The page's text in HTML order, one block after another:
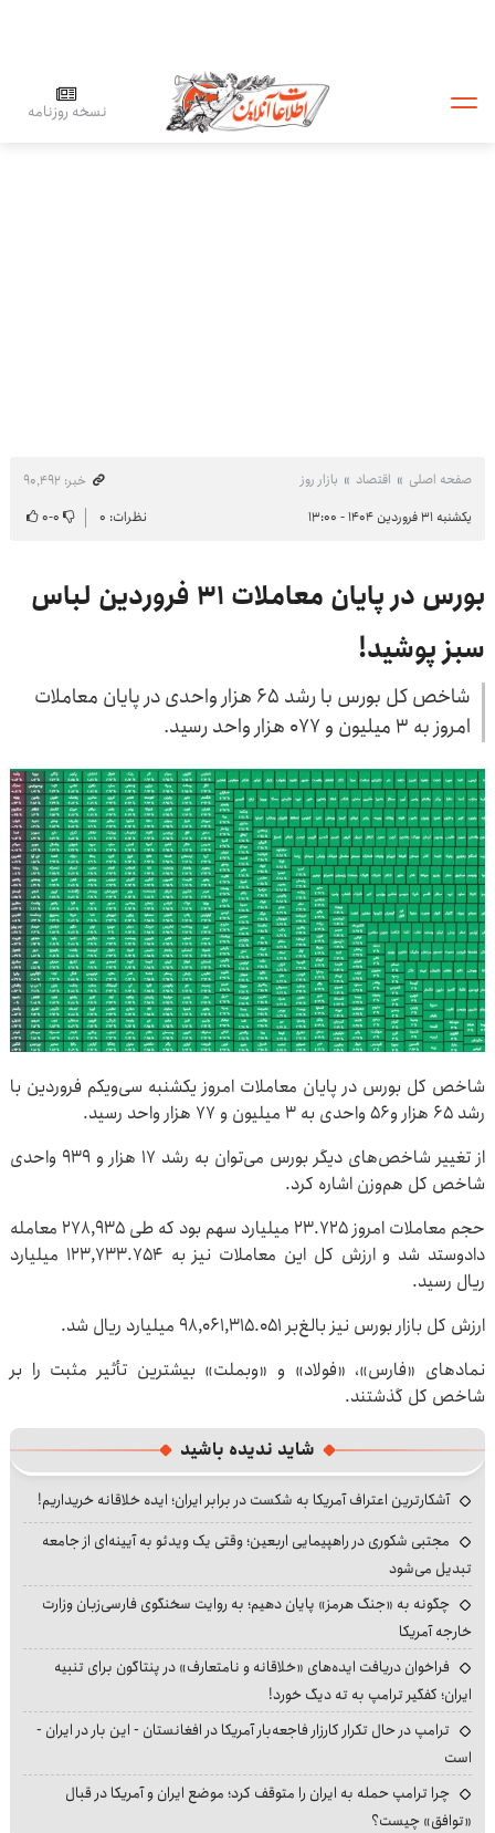
نسخه روزنامه
صفحه اصلی اقتصاد بازار روز
خبر: ۹۰٬۴۹۲
یکشنبه ۳۱ فروردین ۱۴۰۴ - ۱۳:۰۰
نظرات: ۰ ۰-۰
بورس در پایان معاملات ۳۱ فروردین لباس
سبز پوشید!
شاخص کل بورس با رشد ۶۵ هزار واحدی در پایان معاملات
امروز به ۳ میلیون و ۰۷۷ هزار واحد رسید.
شاخص کل بورس در پایان معاملات امروز یکشنبه سی‌ویکم فروردین با
رشد ۶۵ هزار و۵۶ واحدی به ۳ میلیون و ۷۷ هزار واحد رسید.
از تغییر شاخص‌های دیگر بورس می‌توان به رشد ۱۷ هزار و ۹۳۹ واحدی
شاخص کل هم‌وزن اشاره کرد.
حجم معاملات امروز ۲۳.۷۲۵ میلیارد سهم بود که طی ۲۷۸,۹۳۵ معامله
دادوستد شد و ارزش کل این معاملات نیز به ۱۲۳,۷۳۳.۷۵۴ میلیارد
ریال رسید.
ارزش کل بازار بورس نیز بالغ‌بر ۹۸,۰۶۱,۳۱۵.۰۵۱ میلیارد ریال شد.
نمادهای «فارس»، «فولاد» و «وبملت» بیشترین تأثیر مثبت را بر
شاخص کل گذشتند.
شاید ندیده باشید
آشکارترین اعتراف آمریکا به شکست در برابر ایران؛ ایده خلاقانه خریداریم!
مجتبی شکوری در راهپیمایی اربعین؛ وقتی یک ویدئو به آیینه‌ای از جامعه
تبدیل می‌شود
چگونه به «جنگ هرمز» پایان دهیم؛ به روایت سخنگوی فارسی‌زبان وزارت
خارجه آمریکا
فراخوان دریافت ایده‌های «خلاقانه و نامتعارف» در پنتاگون برای تنبیه
ایران؛ کفگیر ترامپ به ته دیگ خورد!
ترامپ در حال تکرار کارزار فاجعه‌بار آمریکا در افغانستان - این بار در ایران -
است
چرا ترامپ حمله به ایران را متوقف کرد؛ موضع ایران و آمریکا در قبال
«توافق» چیست؟